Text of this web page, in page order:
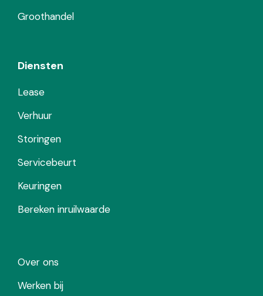
Groothandel
Diensten
Lease
Verhuur
Storingen
Servicebeurt
Keuringen
Bereken inruilwaarde
Over ons
Werken bij